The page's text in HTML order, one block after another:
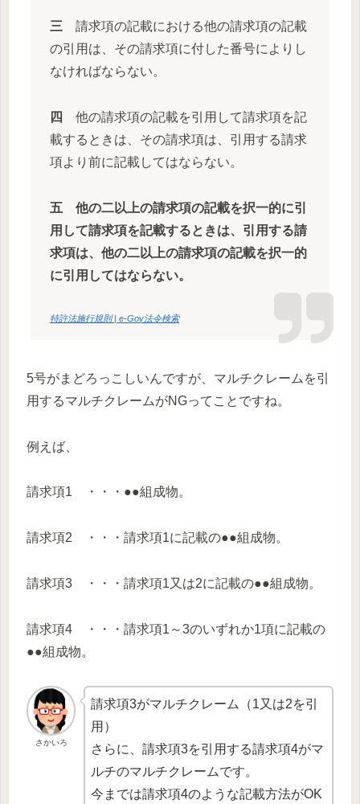
三 請求項の記載における他の請求項の記載
の引用は、その請求項に付した番号によりし
なければならない。
四
他の請求項の記載を引用して請求項を記
載するときは、その請求項は、引用する請求
項より前に記載してはならない。
五 他の二以上の請求項の記載を択一的に引
用して請求項を記載するときは、引用する請
求項は、他の二以上の請求項の記載を択一的
に引用してはならない。
特許法施行規則 | e-Gov法令検索
5号がまどろっこしいんですが、マルチクレームを引
用するマルチクレームがNGってことですね。
例えば、
請求項1 ・・・●●組成物。
請求項2 ・・・請求項1に記載の●●組成物。
請求項3 ・・・請求項1又は2に記載の●●組成物。
請求項4 ・・・請求項1～3のいずれか1項に記載の
●●組成物。
さかいろ
請求項3がマルチクレーム（1又は2を引
用）
さらに、請求項3を引用する請求項4がマ
ルチのマルチクレームです。
今までは請求項4のような記載方法がOK